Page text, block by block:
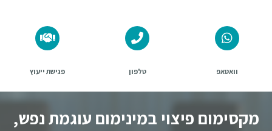
וואטאפ טלפון פגישת ייעוץ
מקסימום פיצוי במינימום עוגמת נפש,